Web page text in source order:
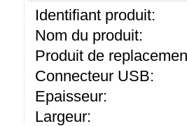
Identifiant produit:
Nom du produit:
Produit de
Connecteur USB:
Epaisseur:
Largeur: